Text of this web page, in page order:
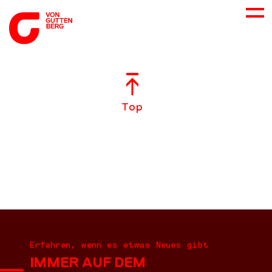
Top
Erfahren, wenn es etwas Neues gibt
IMMER AUF DEM